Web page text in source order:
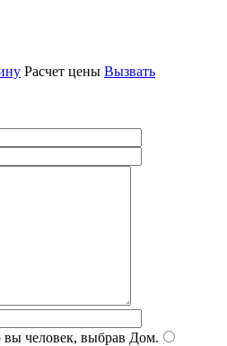
Расчет цены Вызвать
человек, выбрав Дом.